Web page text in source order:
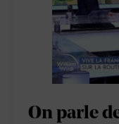
On parle